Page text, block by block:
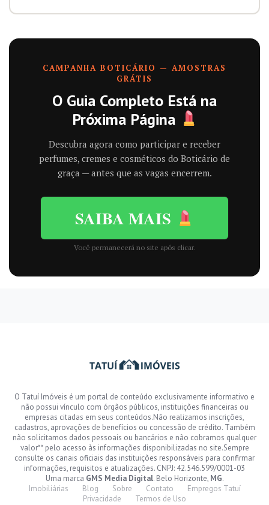
CAMPANHA BOTICÁRIO — AMOSTRAS
GRÁTIS
O Guia Completo Está na
Próxima Página
Descubra agora como participar e receber
perfumes, cremes e cosméticos do Boticário de
graça — antes que as vagas encerrem.
SAIBA MAIS
Você permanecerá no site após clicar.
O Tatuí Imóveis é um portal de conteúdo exclusivamente informativo e
não possui vínculo com órgãos públicos, instituições financeiras ou
empresas citadas em seus conteúdos.Não realizamos inscrições,
cadastros, aprovações de benefícios ou concessão de crédito. Também
não solicitamos dados pessoais ou bancários e não cobramos qualquer
valor** pelo acesso às informações disponibilizadas no site.Sempre
consulte os canais oficiais das instituições responsáveis para confirmar
informações, requisitos e atualizações. CNPJ: 42.546.599/0001-03
Uma marca GMS Media Digital. Belo Horizonte, MG.
Imobiliárias
Blog Sobre Contato
Empregos Tatuí
Privacidade
Termos de Uso